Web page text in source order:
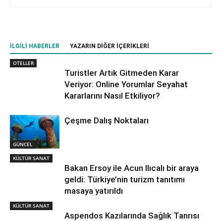
İLGILI HABERLER YAZARIN DIĞER İÇERIKLERI
OTELLER
Turistler Artık Gitmeden Karar
Veriyor: Online Yorumlar Seyahat
Kararlarını Nasıl Etkiliyor?
GÜNCEL
Çeşme Dalış Noktaları
KÜLTÜR SANAT
Bakan Ersoy ile Acun Ilıcalı bir araya
geldi: Türkiye’nin turizm tanıtımı
masaya yatırıldı
KÜLTÜR SANAT
Aspendos Kazılarında Sağlık Tanrısı